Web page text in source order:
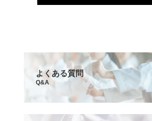
よくある質問
Q&A